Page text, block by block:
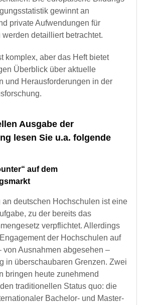
gewinnt an
private Aufwendungen für
detailliert betrachtet.
komplex, aber das Heft bietet
Überblick über aktuelle
und Herausforderungen in der
Ausgabe der
lesen Sie u.a. folgende
auf dem
deutschen Hochschulen ist eine
zu der bereits das
verpflichtet. Allerdings
der Hochschulen auf
von Ausnahmen abgesehen –
in überschaubaren Grenzen. Zwei
bringen heute zunehmend
traditionellen Status quo: die
Bachelor- und Master-